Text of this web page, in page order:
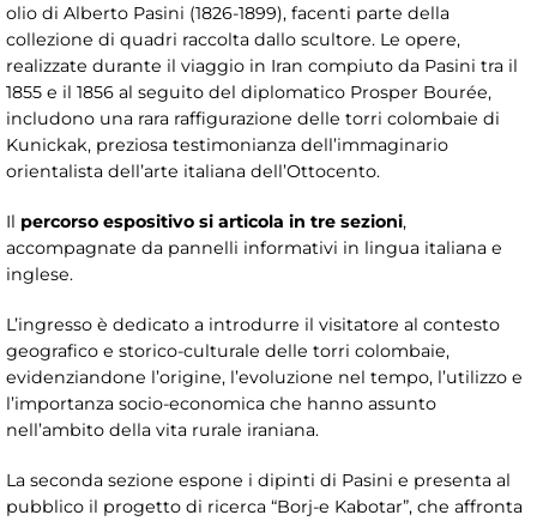
olio di Alberto Pasini (1826-1899), facenti parte della
collezione di quadri raccolta dallo scultore. Le opere,
realizzate durante il viaggio in Iran compiuto da Pasini tra il
1855 e il 1856 al seguito del diplomatico Prosper Bourée,
includono una rara raffigurazione delle torri colombaie di
Kunickak, preziosa testimonianza dell’immaginario
orientalista dell’arte italiana dell’Ottocento.
Il percorso espositivo si articola in tre sezioni,
accompagnate da pannelli informativi in lingua italiana e
inglese.
L’ingresso è dedicato a introdurre il visitatore al contesto
geografico e storico-culturale delle torri colombaie,
evidenziandone l’origine, l’evoluzione nel tempo, l’utilizzo e
l’importanza socio-economica che hanno assunto
nell’ambito della vita rurale iraniana.
La seconda sezione espone i dipinti di Pasini e presenta al
pubblico il progetto di ricerca “Borj-e Kabotar”, che affronta